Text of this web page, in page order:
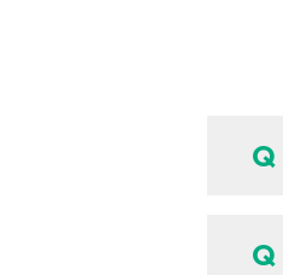
Q
A
Q